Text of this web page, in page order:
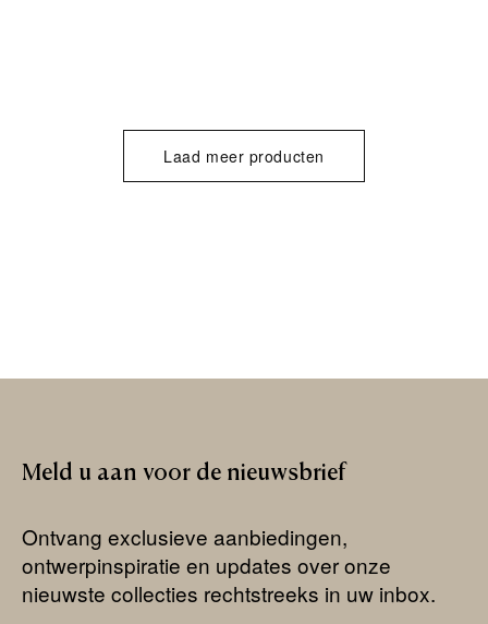
Laad meer producten
Meld u aan voor de nieuwsbrief
Ontvang exclusieve aanbiedingen,
ontwerpinspiratie en updates over onze
nieuwste collecties rechtstreeks in uw inbox.